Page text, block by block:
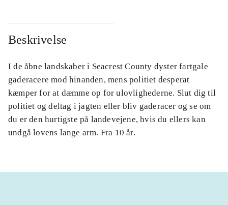
Beskrivelse
I de åbne landskaber i Seacrest County dyster fartgale
gaderacere mod hinanden, mens politiet desperat
kæmper for at dæmme op for ulovlighederne. Slut dig til
politiet og deltag i jagten eller bliv gaderacer og se om
du er den hurtigste på landevejene, hvis du ellers kan
undgå lovens lange arm. Fra 10 år.